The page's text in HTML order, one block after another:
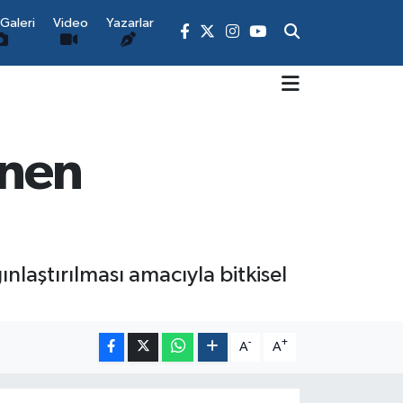
Video Yazarlar
amacıyla bitkisel
A- A+